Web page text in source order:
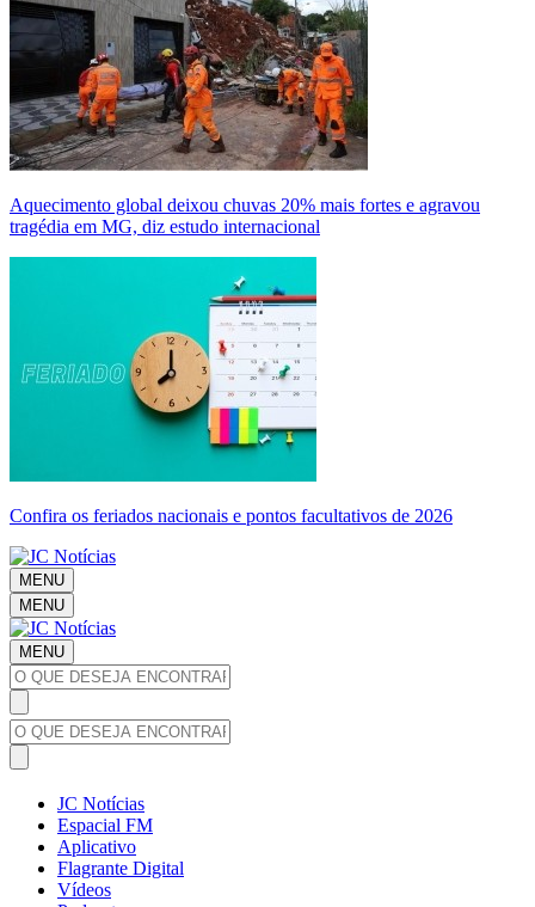
Aquecimento global deixou chuvas 20% mais fortes e agravou
tragédia em MG, diz estudo internacional
Confira os feriados nacionais e pontos facultativos de 2026
MENU
MENU
MENU
JC Notícias
Espacial FM
Aplicativo
Flagrante Digital
Vídeos